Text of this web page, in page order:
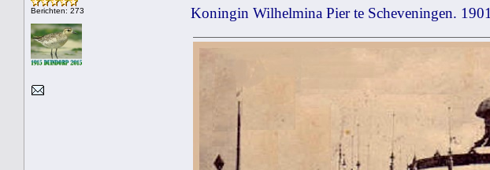
Berichten: 273 Koningin Wilhelmina Pier te Scheveningen. 1901